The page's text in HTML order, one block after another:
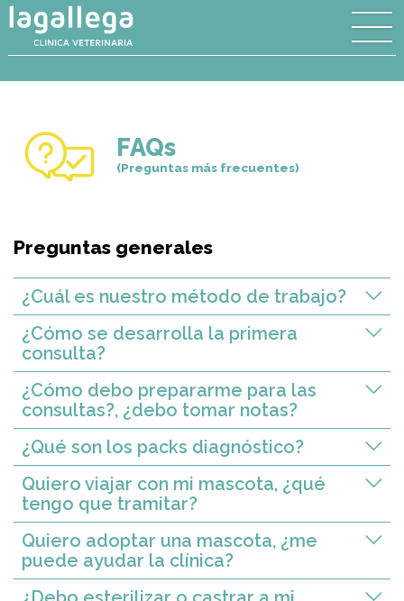
FAQs
(Preguntas más frecuentes)
Preguntas generales
¿Cuál es nuestro método de trabajo?
¿Cómo se desarrolla la primera
consulta?
¿Cómo debo prepararme para las
consultas?, ¿debo tomar notas?
¿Qué son los packs diagnóstico?
Quiero viajar con mi mascota, ¿qué
tengo que tramitar?
Quiero adoptar una mascota, ¿me
puede ayudar la clínica?